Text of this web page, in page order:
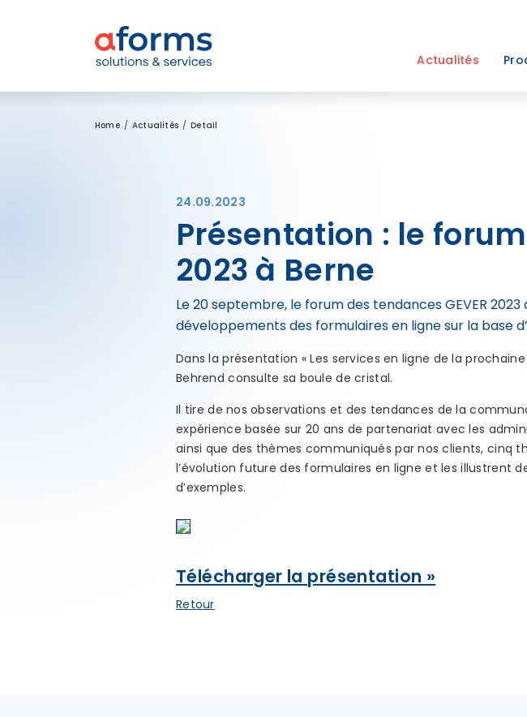
Actualités
Home Actualités Detail
24.09.2023
Présentation : le
2023 à Berne
Le 20 septembre, le forum des tendances GEVER
développements des formulaires en ligne sur la base
Dans la présentation « Les services en ligne de la
Behrend consulte sa boule de cristal.
Il tire de nos observations et des tendances de la
expérience basée sur 20 ans de partenariat avec les
ainsi que des thèmes communiqués par nos clients, cinq
l’évolution future des formulaires en ligne et les illustrent
d’exemples.
Télécharger la présentation »
Retour